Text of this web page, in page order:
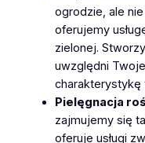
ogrodzie, ale
oferujemy
zielonej.
uwzględni
charakterystykę
Pielęgnacja
zajmujemy się
oferuje usługi